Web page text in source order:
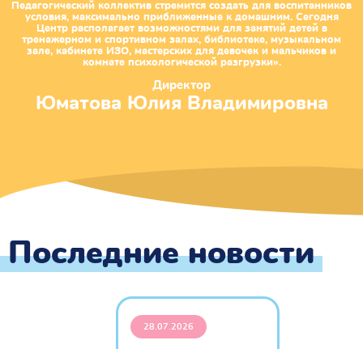
Педагогический коллектив стремится создать для воспитанников
условия, максимально приближенные к домашним. Сегодня
Центр располагает возможностями для занятий детей в
тренажерном и спортивном залах, библиотеке, музыкальном
зале, кабинете ИЗО, мастерских для девочек и мальчиков и
комнате психологической разгрузки».
Директор
Юматова Юлия Владимировна
Последние новости
28.07.2026